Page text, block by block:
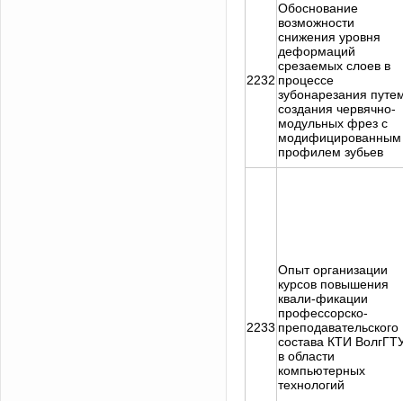
2232
Обоснование
возможности
снижения уровня
деформаций
срезаемых слоев в
процессе
зубонарезания
создания червячно-
модульных фрез с
модифицированным
профилем зубьев
2233
Опыт организации
курсов повышения
квали-фикации
профессорско-
преподавательского
состава КТИ
в области
компьютерных
технологий